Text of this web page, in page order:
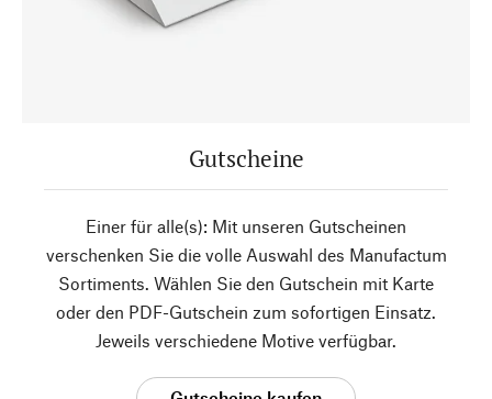
Gutscheine
Einer für alle(s): Mit unseren Gutscheinen
verschenken Sie die volle Auswahl des Manufactum
Sortiments. Wählen Sie den Gutschein mit Karte
oder den PDF-Gutschein zum sofortigen Einsatz.
Jeweils verschiedene Motive verfügbar.